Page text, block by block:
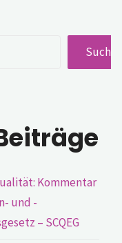
Kommentar
und -
– SCQEG